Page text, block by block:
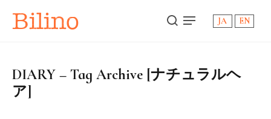
Bilino EN
JA
DIARY – Tag Archive [ナチュラルヘ
ア]